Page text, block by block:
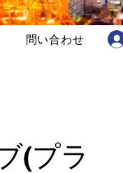
問い合わせ
(プラ